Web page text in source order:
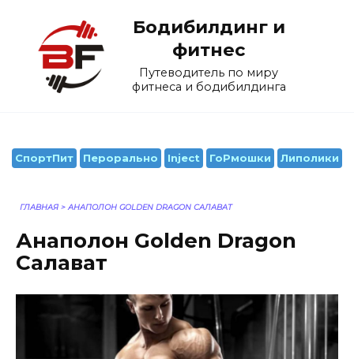
содержанию
Бодибилдинг и
фитнес
Путеводитель по миру
фитнеса и бодибилдинга
СпортПит Перорально Inject ГоРмошки Липолики
ГЛАВНАЯ > АНАПОЛОН GOLDEN DRAGON САЛАВАТ
Анаполон Golden Dragon
Салават